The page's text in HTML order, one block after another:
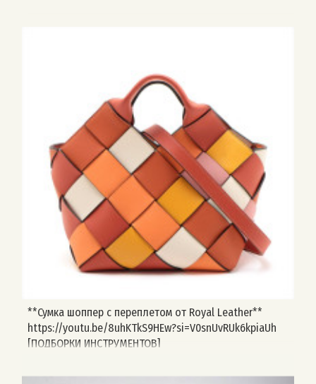
**Сумка шоппер с переплетом от Royal Leather**
https://youtu.be/8uhKTkS9HEw?si=V0snUvRUk6kpiaUh
[ПОДБОРКИ ИНСТРУМЕНТОВ]
#сумки_женские #тоут #шопперы #выкройка